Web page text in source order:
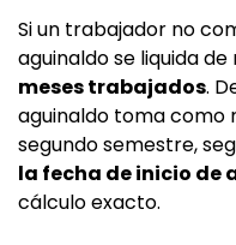
Si un trabajador no
aguinaldo se liquida
meses trabajados.
aguinaldo toma como
segundo semestre,
la fecha de inicio de
cálculo exacto.